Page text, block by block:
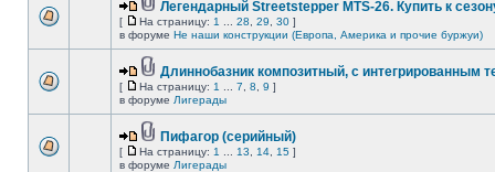
Легендарный Streetstepper MTS-26. Купить к
[ На страницу: 1 28 29 30 ]
в форуме Не наши конструкции (Европа, Америка и прочие буржуи)
Длиннобазник композитный, с интегрированным
[ На страницу: 1 7 8 9 ]
в форуме Лигерады
Пифагор (серийный)
[ На страницу: 1 13 14 15 ]
в форуме Лигерады